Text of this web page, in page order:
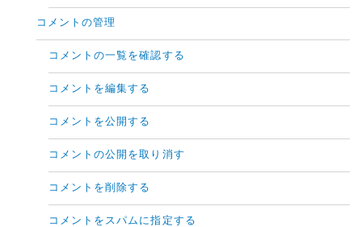
コメントの管理
コメントの一覧を確認する
コメントを編集する
コメントを公開する
コメントの公開を取り消す
コメントを削除する
コメントをスパムに指定する